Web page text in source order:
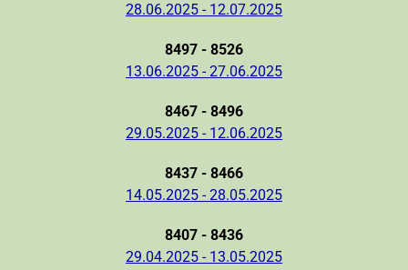
28.06.2025 - 12.07.2025
8497 - 8526
13.06.2025 - 27.06.2025
8467 - 8496
29.05.2025 - 12.06.2025
8437 - 8466
14.05.2025 - 28.05.2025
8407 - 8436
29.04.2025 - 13.05.2025